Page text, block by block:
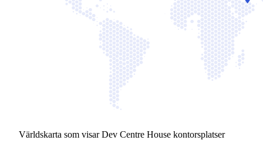
Världskarta som visar Dev Centre House kontorsplatser